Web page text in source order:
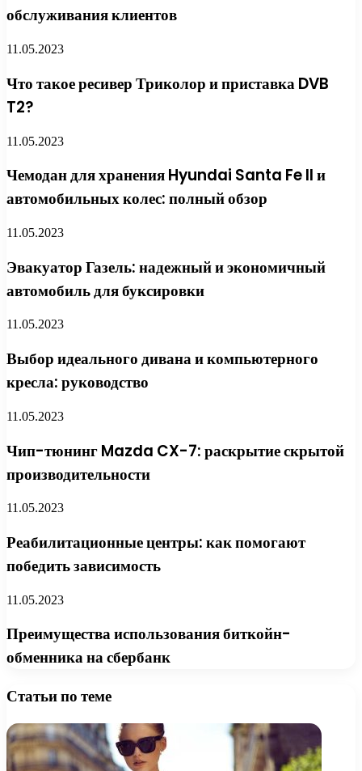
обслуживания клиентов
11.05.2023
Что такое ресивер Триколор и приставка DVB
T2?
11.05.2023
Чемодан для хранения Hyundai Santa Fe II и
автомобильных колес: полный обзор
11.05.2023
Эвакуатор Газель: надежный и экономичный
автомобиль для буксировки
11.05.2023
Выбор идеального дивана и компьютерного
кресла: руководство
11.05.2023
Чип-тюнинг Mazda CX-7: раскрытие скрытой
производительности
11.05.2023
Реабилитационные центры: как помогают
победить зависимость
11.05.2023
Преимущества использования биткойн-
обменника на сбербанк
Статьи по теме